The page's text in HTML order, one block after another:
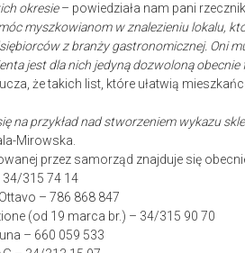
okresie– powiedziała nam pani
myszkowianom w znalezieniu lokalu,
z branży gastronomicznej. Oni
jest dla nich jedyną dozwoloną obecnie
że takich list, które ułatwią
na przykład nad stworzeniem wykazu
Mirowska.
przez samorząd znajduje się
34/315 74 14
– 786 868 847
(od 19 marca br.) – 34/315 90 70
– 660 059 533